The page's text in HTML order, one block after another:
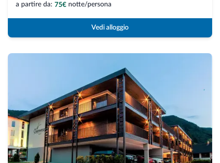
a partire da: 75€ notte/persona
Vedi alloggio